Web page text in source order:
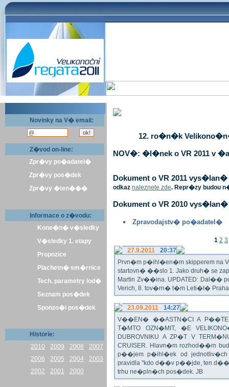
Novinky na V� email:
Z�vod on-line:
Zpr�vy po�adatel�
Zpr�vy pos�dek
Zpr�vy �ten���
Informace o z�vodu:
Kone�n� v�sledky
V�sledky 1. etapy
Propozice
Plachetn� sm�rnice
Tech. parametry lod�
Seznam pos�dek
Sponzo�i pos�dek
Historie:
2010
2009 2008
2007
2006
2005 2004
2003
2002
2001 2000
12. ro�n�k
NOV�: �l�nek o VR 2011 v
Dokument o VR 2011
odkaz naleznete zde. Repr�zy budou
Dokument o VR 2010
Zpravodajstv� po�adatel�
1 2 3
27.9.2011
20:37
Prvn�m p�ihl�en�m skipperem na
startovn� ��slo 1. Jako druh� se
Martin Zv��ina. UPDATED: Dal��
Verich, 8. tov�rn� t�m Leti�t� Praha
23.09.2011
14:27
V��EN� ��ASTN�CI A
T�MTO OZN�MIT, �E
DUBROVNIKU A ZP�T V
CRUISER. Hlavn�m rozhod��m
p��jem p�ihl�ek od
pravidla "kdo d��v p��jde, ten
trhu ne�pln�ch pos�dek. JB